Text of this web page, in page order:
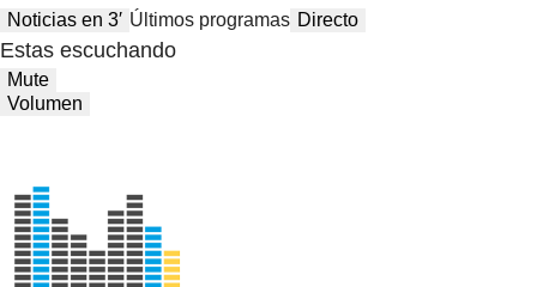
Noticias en 3′ Últimos programas Directo
Estas escuchando
Mute
Volumen